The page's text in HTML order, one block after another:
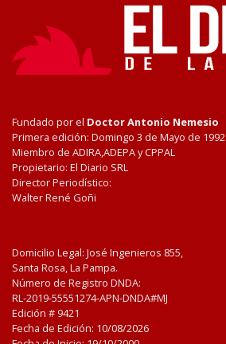
Fundado por el Doctor Antonio Nemesio
Primera edición: Domingo 3 de Mayo de 1992
Miembro de ADIRA,ADEPA y CPPAL
Propietario: El Diario SRL
Director Periodístico:
Walter René Goñi
Domicilio Legal: José Ingenieros 855,
Santa Rosa, La Pampa.
Número de Registro DNDA:
RL-2019-55551274-APN-DNDA#MJ
Edición # 9421
Fecha de Edición: 10/08/2026